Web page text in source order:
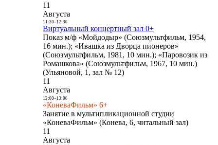
11
Августа
11:30- 12:30
Виртуальный концертный зал 0+
Показ м/ф «Мойдодыр» (Союзмультфильм, 1954,
16 мин.); «Ивашка из Дворца пионеров»
(Союзмультфильм, 1981, 10 мин.); «Паровозик из
Ромашкова» (Союзмультфильм, 1967, 10 мин.)
(Ульяновой, 1, зал № 12)
11
Августа
12:00- 13:00
«КоневаФильм» 6+
Занятие в мультипликационной студии
«КоневаФильм» (Конева, 6, читальный зал)
11
Августа